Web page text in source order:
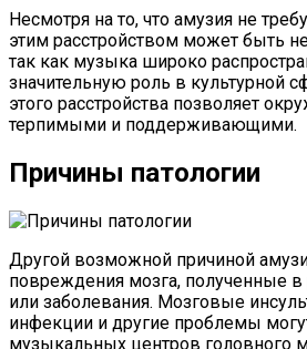
Несмотря на то, что амузия не
этим расстройством может быть
так как музыка широко
значительную роль в культурной
этого расстройства позволяет
терпимыми и поддерживающими.
Причины патологии
Другой возможной причиной
повреждения мозга, полученные в
или заболевания. Мозговые
инфекции и другие проблемы
музыкальных центров головного